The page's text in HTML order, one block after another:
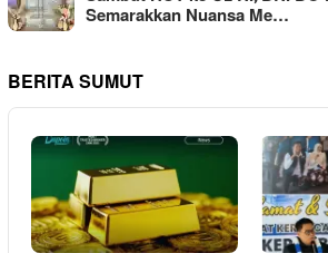
Semarakkan Nuansa Me…
BERITA SUMUT